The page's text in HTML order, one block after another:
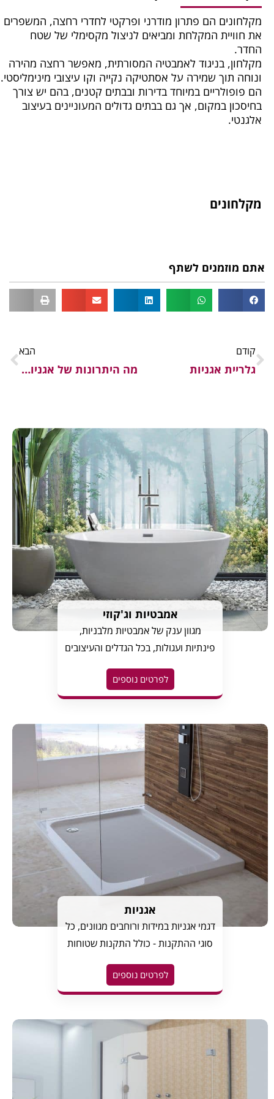
מקלחונים הם פתרון מודרני ופרקטי לחדרי רחצה, המשפרים
את חוויית המקלחת ומביאים לניצול מקסימלי של שטח
החדר.
מקלחון, בניגוד לאמבטיה המסורתית, מאפשר רחצה מהירה
ונוחה תוך שמירה על אסתטיקה נקייה וקו עיצובי מינימליסטי.
הם פופולריים במיוחד בדירות ובבתים קטנים, בהם יש צורך
בחיסכון במקום, אך גם בבתים גדולים המעוניינים בעיצוב
אלגנטי.
מקלחונים
אתם מוזמנים לשתף
קודם
גלריית אגניות
הבא
מה היתרונות של אגניות אקריליות
אמבטיות וג'קוזי
מגוון ענק של אמבטיות מלבניות,
פינתיות ועגולות, בכל הגדלים והעיצובים
לפרטים נוספים
אגניות
דגמי אגניות במידות ורוחבים מגוונים, כל
סוגי ההתקנות - כולל התקנות שטוחות
לפרטים נוספים